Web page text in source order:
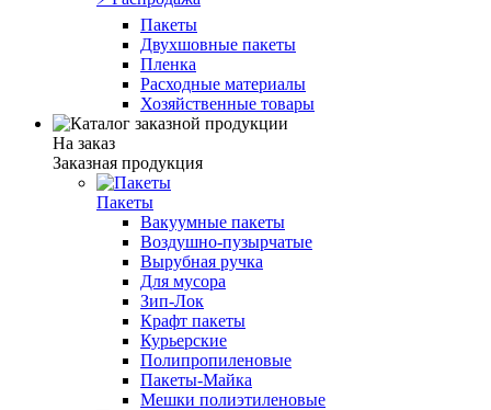
Пакеты
Двухшовные пакеты
Пленка
Расходные материалы
Хозяйственные товары
На заказ
Заказная продукция
Пакеты
Вакуумные пакеты
Воздушно-пузырчатые
Вырубная ручка
Для мусора
Зип-Лок
Крафт пакеты
Курьерские
Полипропиленовые
Пакеты-Майка
Мешки полиэтиленовые